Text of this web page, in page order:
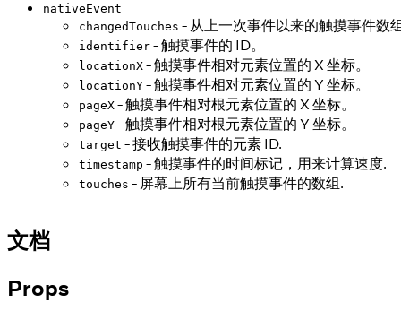
nativeEvent
changedTouches - 从上一次事件以来的触摸事件数
identifier - 触摸事件的 ID。
locationX - 触摸事件相对元素位置的 X 坐标。
locationY - 触摸事件相对元素位置的 Y 坐标。
pageX - 触摸事件相对根元素位置的 X 坐标。
pageY - 触摸事件相对根元素位置的 Y 坐标。
target - 接收触摸事件的元素 ID.
timestamp - 触摸事件的时间标记，用来计算速度.
touches - 屏幕上所有当前触摸事件的数组.
文档
Props